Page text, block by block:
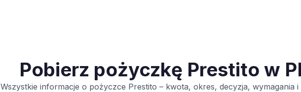
Pobierz pożyczkę Prestito w
Wszystkie informacje o pożyczce Prestito – kwota, okres, decyzja, wymagania